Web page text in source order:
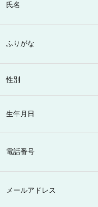
氏名
ふりがな
性別
生年月日
電話番号
メールアドレス